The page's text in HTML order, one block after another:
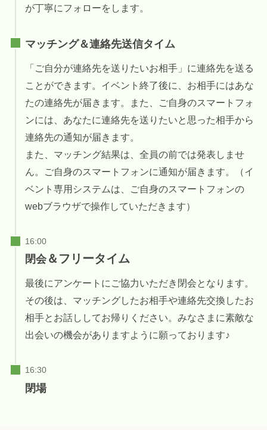
が丁寧にフォローをします。
マッチング＆連絡先送信タイム
「ご自分が連絡先を送りたいお相手」に連絡先を送る
ことができます。イベント終了後に、お相手にはあな
たの連絡先が届きます。また、ご自身のスマートフォ
ンには、あなたに連絡先を送りたいと思った相手から
連絡先の通知が届きます。
また、マッチング結果は、全員の前では発表しませ
ん。ご自身のスマートフォンに通知が届きます。（イ
ベント専用システムは、ご自身のスマートフォンの
webブラウザで操作していただきます）
閉会＆フリータイム
最後にアンケートにご協力いただき閉会となります。
その後は、マッチングしたお相手や連絡先交換したお
相手とお話ししてお帰りください。みなさまに素敵な
出会いの機会がありますように願っております♪
閉場